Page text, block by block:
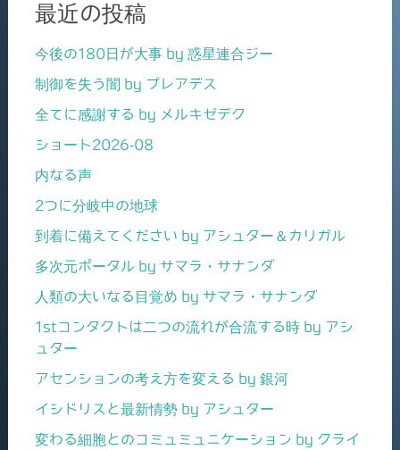
最近の投稿
今後の180日が大事 by 惑星連合ジー
制御を失う闇 by プレアデス
全てに感謝する by メルキゼデク
ショート2026-08
内なる声
2つに分岐中の地球
到着に備えてください by アシュター＆カリガル
多次元ポータル by サマラ・サナンダ
人類の大いなる目覚め by サマラ・サナンダ
1stコンタクトは二つの流れが合流する時 by アシ
ュター
アセンションの考え方を変える by 銀河
イシドリスと最新情勢 by アシュター
変わる細胞とのコミュミュニケーション by クライ